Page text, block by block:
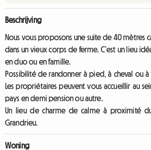
Beschrijving
Nous vous proposons une suite de 40 mètres
dans un vieux corps de ferme. C’est un lieu
en duo ou en famille.
Possibilité de randonner à pied, à cheval ou
Les propriétaires peuvent vous accueillir au
pays en demi pension ou autre.
Un lieu de charme de calme à proximité
Grandrieu.
Woning